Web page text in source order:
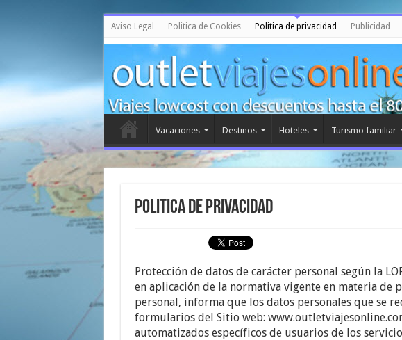
Aviso Legal Politica de Cookies Politica de privacidad Publicidad
Vacaciones Destinos Hoteles Turismo familiar
Politica de privacidad
Protección de datos de carácter personal según la
en aplicación de la normativa vigente en materia de
personal, informa que los datos personales que se
formularios del Sitio web:
automatizados específicos de usuarios de los servicios